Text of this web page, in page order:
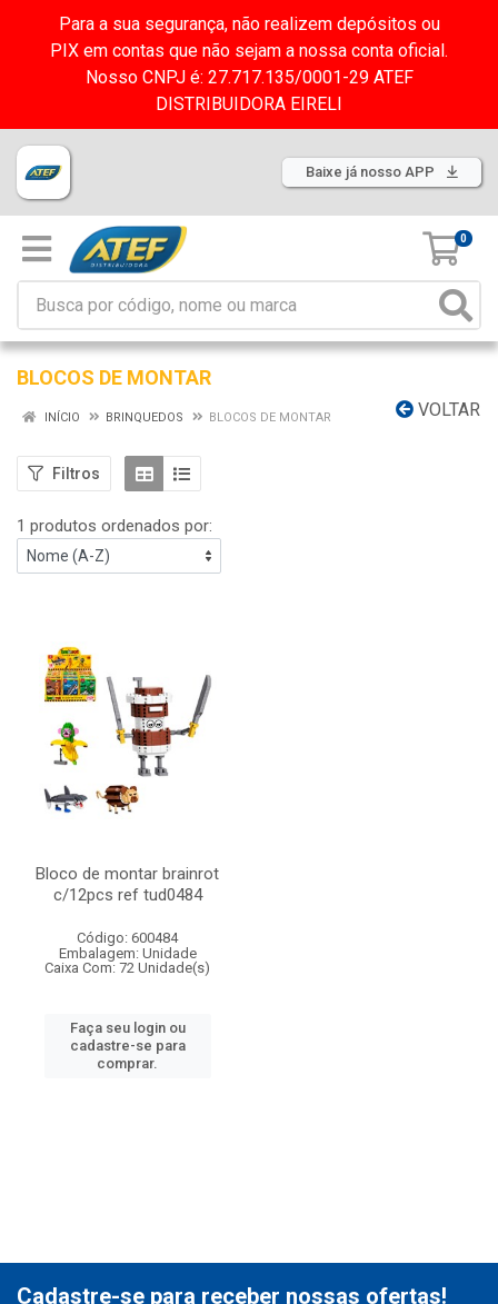
Para a sua segurança, não realizem depósitos ou
PIX em contas que não sejam a nossa conta oficial.
Nosso CNPJ é: 27.717.135/0001-29 ATEF
DISTRIBUIDORA EIRELI
Baixe já nosso APP
0
BLOCOS DE MONTAR
VOLTAR
INÍCIO BRINQUEDOS BLOCOS DE MONTAR
Filtros
1 produtos ordenados por:
Bloco de montar brainrot
c/12pcs ref tud0484
Código: 600484
Embalagem: Unidade
Caixa Com: 72 Unidade(s)
Faça seu login ou
cadastre-se para
comprar.
Cadastre-se para receber nossas ofertas!